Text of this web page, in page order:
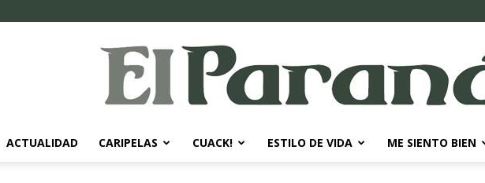
ACTUALIDAD CARIPELAS CUACK! ESTILO DE VIDA ME SIENTO BIEN